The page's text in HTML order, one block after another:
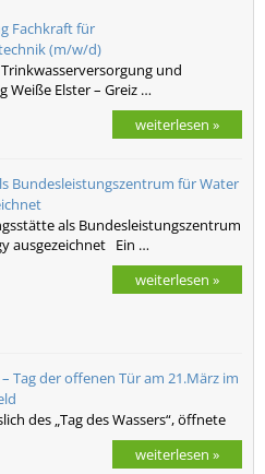
Fachkraft für
(m/w/d)
und
Weiße Elster – Greiz …
weiterlesen »
Bundesleistungszentrum für Water
als Bundesleistungszentrum
ausgezeichnet Ein …
weiterlesen »
Tag der offenen Tür am 21.März im
des „Tag des Wassers“, öffnete
weiterlesen »